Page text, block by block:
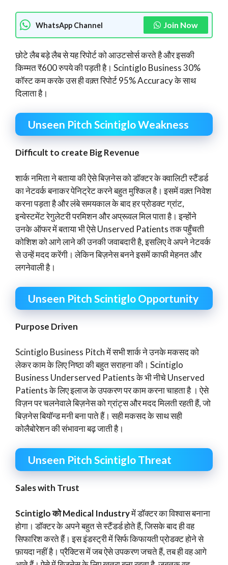
WhatsApp Channel Join Now
छोटे लैब बड़े लैब से यह रिपोर्ट को आउटसोर्स करते है और इसकी
किम्मत ₹600 रुपये की पड़ती है। Scintiglo Business 30%
कॉस्ट कम करके उस ही वक़्त रिपोर्ट 95% Accuracy के साथ
दिलाता है।
Unseen Pitch Scintiglo Weakness
Difficult to create Big Revenue
शार्क नमिता ने बताया की ऐसे बिज़नेस को डॉक्टर के क्वालिटी स्टैंडर्ड
का नेटवर्क बनाकर पेनिट्रेट करने बहुत मुश्किल है। इसमें वक़्त निवेश
करना पड़ता है और लंबे समयकाल के बाद हर प्रोडक्ट ग्रांट,
इन्वेस्टमेंट रेगुलेटरी परमिशन और अप्रूवल मिल पाता है। इन्होंने
उनके ऑफर में बताया भी ऐसे Unserved Patients तक पहुँचती
कोशिश को आगे लाने की उनकी जवाबदारी है, इसलिए वे अपने नेटवर्क
से उन्हें मदद करेंगी। लेकिन बिज़नेस बनने इसमें काफी मेहनत और
लगनेवाली है।
Unseen Pitch Scintiglo Opportunity
Purpose Driven
Scintiglo Business Pitch में सभी शार्क ने उनके मकसद को
लेकर काम के लिए निष्ठा की बहुत सराहना की। Scintiglo
Business Underserved Patients के भी नीचे Unserved
Patients के लिए इलाज के उपकरण पर काम करना चाहता है । ऐसे
विज़न पर चलनेवाले बिज़नेस को ग्रांट्स और मदद मिलती रहती हैं, जो
बिज़नेस बियॉन्ड मनी बना पाते हैं। सही मकसद के साथ सही
कोलैबोरेशन की संभावना बढ़ जाती है।
Unseen Pitch Scintiglo Threat
Sales with Trust
Scintiglo को Medical Industryमें डॉक्टर का विश्वास बनाना
होगा। डॉक्टर के अपने बहुत से स्टैंडर्ड होते हैं, जिसके बाद ही वह
सिफारिश करते हैं। इस इंडस्ट्री में सिर्फ किफायती प्रोडक्ट होने से
फ़ायदा नहीं है। प्रैक्टिस में जब ऐसे उपकरण जचते हैं, तब ही वह आगे